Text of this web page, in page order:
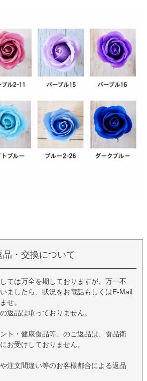
品・交換について
ては万全を期しておりますが、万一不
ましたら、状況をお電話もしくはE-Mail
せ。
返品は承っておりません。
ト・健康食品等」のご返品は、食品衛
お受けしておりません。
注文間違い等のお客様都合による返品